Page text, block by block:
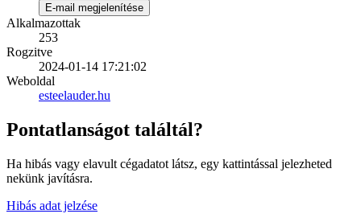
E-mail megjelenítése
Alkalmazottak
253
Rogzitve
2024-01-14 17:21:02
Weboldal
esteelauder.hu
Pontatlanságot találtál?
Ha hibás vagy elavult cégadatot látsz, egy kattintással jelezheted
nekünk javításra.
Hibás adat jelzése